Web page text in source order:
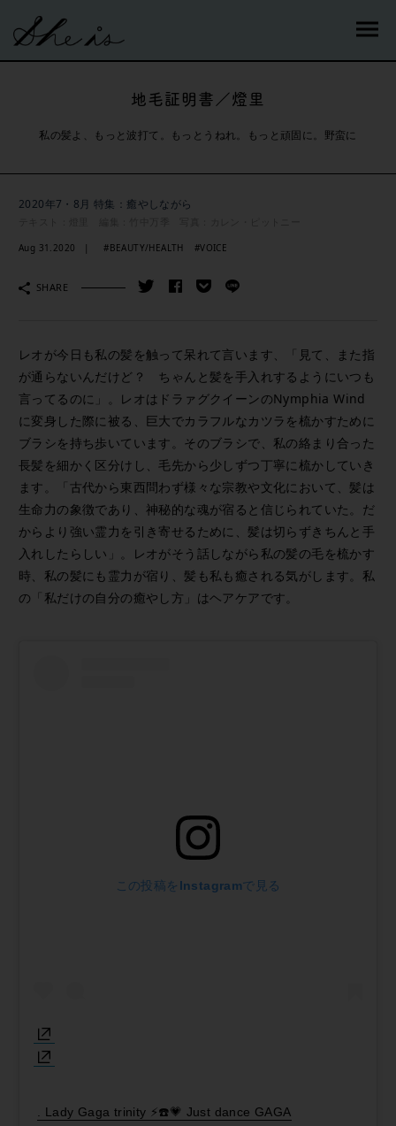
地毛証明書／燈里
私の髪よ、もっと波打て。もっとうねれ。もっと頑固に。野蛮に
2020年7・8月 特集：癒やしながら
Aug 31.2020 #BEAUTY/HEALTH #VOICE
SHARE
レオが今日も私の髪を触って呆れて言います、「見て、また指
が通らないんだけど？ ちゃんと髪を手入れするようにいつも
言ってるのに」。レオはドラァグクイーンのNymphia Wind
に変身した際に被る、巨大でカラフルなカツラを梳かすために
ブラシを持ち歩いています。そのブラシで、私の絡まり合った
長髪を細かく区分けし、毛先から少しずつ丁寧に梳かしていき
ます。「古代から東西問わず様々な宗教や文化において、髪は
生命力の象徴であり、神秘的な魂が宿ると信じられていた。だ
からより強い霊力を引き寄せるために、髪は切らずきちんと手
入れしたらしい」。レオがそう話しながら私の髪の毛を梳かす
時、私の髪にも霊力が宿り、髪も私も癒される気がします。私
の「私だけの自分の癒やし方」はヘアケアです。
この投稿をInstagramで見る
. Lady Gaga trinity ⚡️☎️💗 Just dance GAGA